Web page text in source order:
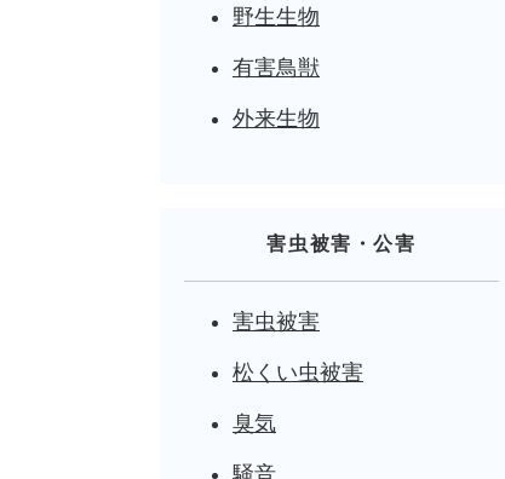
野生生物
有害鳥獣
外来生物
害虫被害・公害
害虫被害
松くい虫被害
臭気